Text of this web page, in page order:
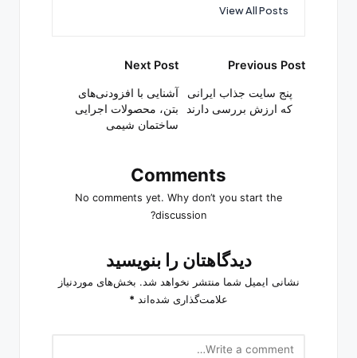
View All Posts
Post
navigation
Previous Post
پنج سایت جذاب ایرانی
که ارزش بررسی دارند
Next Post
آشنایی با افزودنی‌های
بتن، محصولات اجرایی
ساختمان شیمی
Comments
No comments yet. Why don’t you start the
discussion?
دیدگاهتان را بنویسید
نشانی ایمیل شما منتشر نخواهد شد. بخش‌های موردنیاز
علامت‌گذاری شده‌اند *